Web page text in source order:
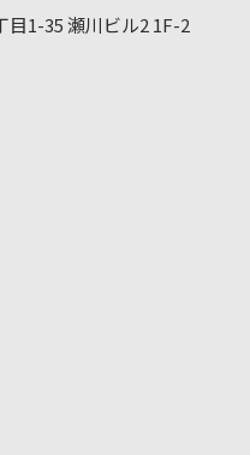
目1-35 瀬川ビル2 1F-2